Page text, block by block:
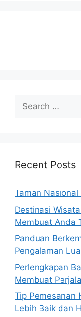
Search
for:
Recent Posts
Taman Nasional
Destinasi
Membuat Anda
Panduan
Pengalaman
Perlengkapan
Membuat
Tip Pemesanan
Lebih Baik dan